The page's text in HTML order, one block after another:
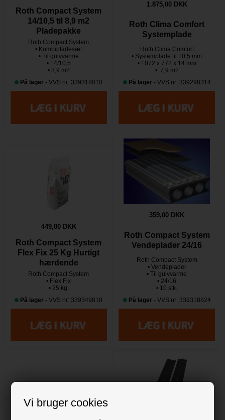
Vi bruger cookies
Roth Compact System
14/10,5 til 8,9 m2
Pladepakke
Roth Compact System
• Kombipladesæt
• Til gulvvarme
• 14/10,5
• 8,9 m2
På lager - VVS nr: 339318010
1.875,00 DKK
Roth Clima Comfort
Systemplade
Roth Clima Comfort
• Systemplade til 10,5 mm
• 1072 x 772 x 14 mm
• 7,9 m2
På lager - VVS nr: 339298314
449,00 DKK
Roth Compact System
Flex Fix 25 Kg Hurtigt
hærdende
Roth Compact System
• Flex Fix
• 25 kg.
På lager - VVS nr: 339349818
359,00 DKK
Roth Compact System
Vendeplader 24/16
Roth Compact System
• Vendeplader
• Til gulvvarme
• 24/16
• 10 stk.
På lager - VVS nr: 339318824